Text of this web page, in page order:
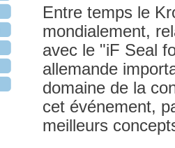
Entre temps le
mondialement,
avec le "iF Seal
allemande
domaine de la
cet événement,
meilleurs